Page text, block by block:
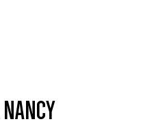
NANCY